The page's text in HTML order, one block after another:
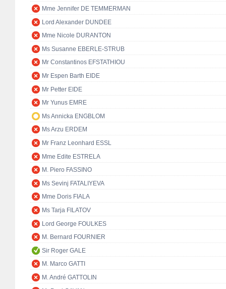
Mme Jennifer DE TEMMERMAN
Lord Alexander DUNDEE
Mme Nicole DURANTON
Ms Susanne EBERLE-STRUB
Mr Constantinos EFSTATHIOU
Mr Espen Barth EIDE
Mr Petter EIDE
Mr Yunus EMRE
Ms Annicka ENGBLOM
Ms Arzu ERDEM
Mr Franz Leonhard ESSL
Mme Edite ESTRELA
M. Piero FASSINO
Ms Sevinj FATALIYEVA
Mme Doris FIALA
Ms Tarja FILATOV
Lord George FOULKES
M. Bernard FOURNIER
Sir Roger GALE
M. Marco GATTI
M. André GATTOLIN